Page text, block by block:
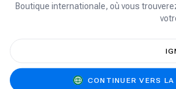
Apple Music
préférés et de
préférés,
Les cartes-
Boutique internationale, où vous
CONTINUER VERS